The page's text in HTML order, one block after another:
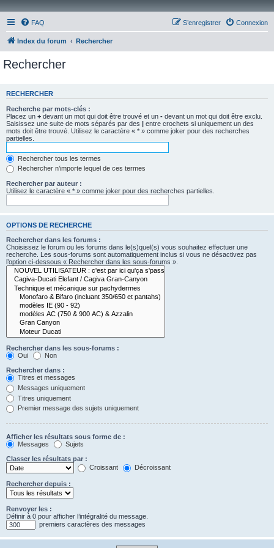
FAQ Connexion
S’enregistrer
Index du forum Rechercher
Rechercher
RECHERCHER
Recherche par mots-clés :
Placez un + devant un mot qui doit être trouvé et un - devant un mot qui doit être exclu.
Saisissez une suite de mots séparés par des | entre crochets si uniquement un des
mots doit être trouvé. Utilisez le caractère « * » comme joker pour des recherches
partielles.
Rechercher tous les termes
Rechercher n’importe lequel de ces termes
Rechercher par auteur :
Utilisez le caractère « * » comme joker pour des recherches partielles.
OPTIONS DE RECHERCHE
Rechercher dans les forums :
Choisissez le forum ou les forums dans le(s)quel(s) vous souhaitez effectuer une
recherche. Les sous-forums sont automatiquement inclus si vous ne désactivez pas
l’option ci-dessous « Rechercher dans les sous-forums ».
Rechercher dans les sous-forums :
Oui
Non
Rechercher dans :
Titres et messages
Messages uniquement
Titres uniquement
Premier message des sujets uniquement
Afficher les résultats sous forme de :
Messages
Sujets
Classer les résultats par :
Croissant
Décroissant
Rechercher depuis :
Renvoyer les :
Définir à 0 pour afficher l’intégralité du message.
premiers caractères des messages